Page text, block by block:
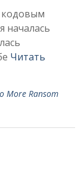
кодовым
началась
Читать
More Ransom